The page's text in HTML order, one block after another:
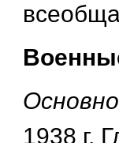
1938 г.